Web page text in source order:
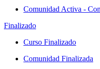
Comunidad Activa -
Finalizado
Curso Finalizado
Comunidad Finalizada